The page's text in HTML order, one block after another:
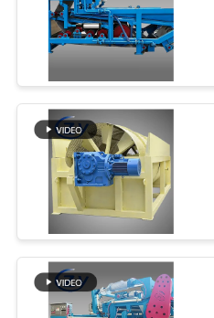
PRIVACY
POLICY